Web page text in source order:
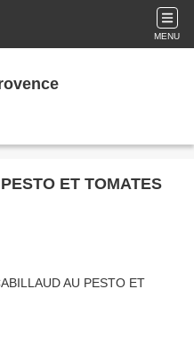
MENU
ET TOMATES